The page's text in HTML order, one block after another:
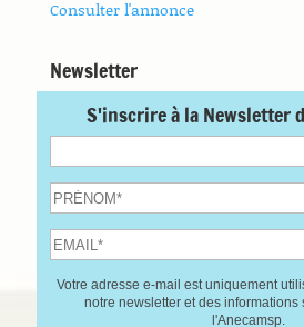
Consulter l'annonce
Newsletter
S'inscrire à la Newsletter
Votre adresse e-mail est uniquement
notre newsletter et des informations
l'Anecamsp.